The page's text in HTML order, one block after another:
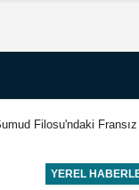
Filosu'ndaki
YEREL